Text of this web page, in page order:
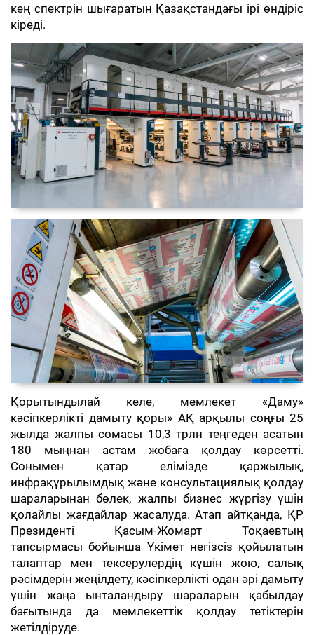
кең спектрін шығаратын Қазақстандағы ірі өндіріс
кіреді.
Қорытындылай келе, мемлекет «Даму»
кәсіпкерлікті дамыту қоры» АҚ арқылы соңғы 25
жылда жалпы сомасы 10,3 трлн теңгеден асатын
180 мыңнан астам жобаға қолдау көрсетті.
Сонымен қатар елімізде қаржылық,
инфрақұрылымдық және консультациялық қолдау
шараларынан бөлек, жалпы бизнес жүргізу үшін
қолайлы жағдайлар жасалуда. Атап айтқанда, ҚР
Президенті Қасым-Жомарт Тоқаевтың
тапсырмасы бойынша Үкімет негізсіз қойылатын
талаптар мен тексерулердің күшін жою, салық
рәсімдерін жеңілдету, кәсіпкерлікті одан әрі дамыту
үшін жаңа ынталандыру шараларын қабылдау
бағытында да мемлекеттік қолдау тетіктерін
жетілдіруде.